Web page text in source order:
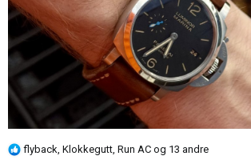
R
flyback Klokkegutt Run AC og 13 andre